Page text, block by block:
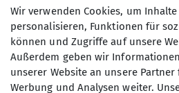
Berichte
Wir verwenden Cookies, um
personalisieren, Funktionen für
können und Zugriffe auf unsere
Außerdem geben wir
unserer Website an unsere
Werbung und Analysen weiter.